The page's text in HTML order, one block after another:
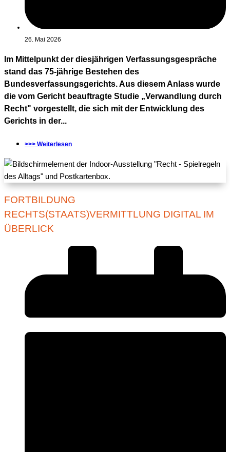
26. Mai 2026
Im Mittelpunkt der diesjährigen Verfassungsgespräche
stand das 75-jährige Bestehen des
Bundesverfassungsgerichts. Aus diesem Anlass wurde
die vom Gericht beauftragte Studie „Verwandlung durch
Recht" vorgestellt, die sich mit der Entwicklung des
Gerichts in der...
>>> Weiterlesen
FORTBILDUNG
RECHTS(STAATS)VERMITTLUNG DIGITAL IM
ÜBERLICK